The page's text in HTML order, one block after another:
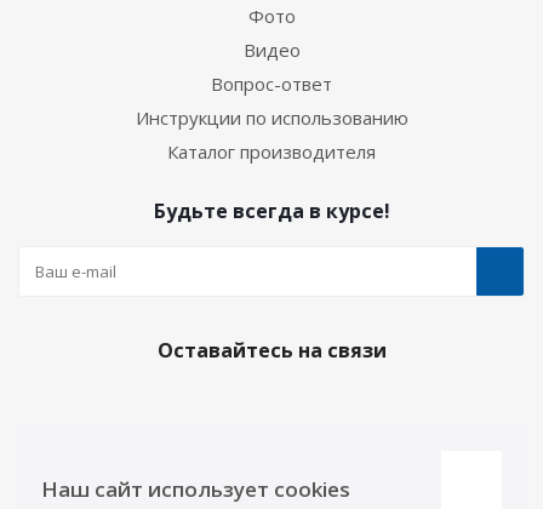
Фото
Видео
Вопрос-ответ
Инструкции по использованию
Каталог производителя
Будьте всегда в курсе!
Оставайтесь на связи
Наш сайт использует cookies